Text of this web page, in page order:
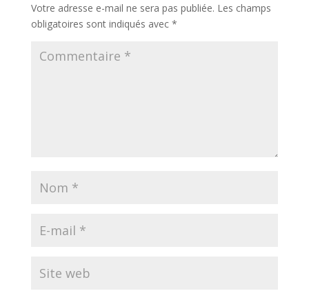
Votre adresse e-mail ne sera pas publiée. Les champs
obligatoires sont indiqués avec *